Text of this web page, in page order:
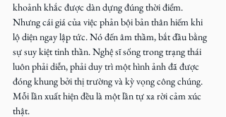
khoảnh khắc được dàn dựng đúng thời điểm.
Nhưng cái giá của việc phản bội bản thân hiếm khi
lộ diện ngay lập tức. Nó đến âm thầm, bắt đầu bằng
sự suy kiệt tinh thần. Nghệ sĩ sống trong trạng thái
luôn phải diễn, phải duy trì một hình ảnh đã được
đóng khung bởi thị trường và kỳ vọng công chúng.
Mỗi lần xuất hiện đều là một lần tự xa rời cảm xúc
thật.